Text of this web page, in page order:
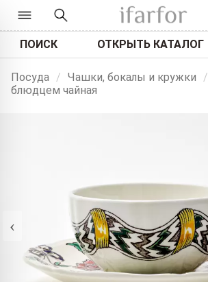
ПОИСК ОТКРЫТЬ КАТАЛОГ
Посуда / Чашки, бокалы и кружки /
блюдцем чайная
‹